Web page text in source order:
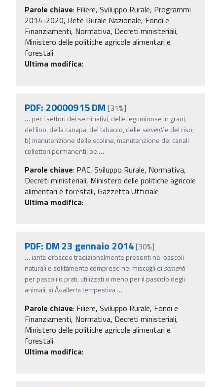
Parole chiave: Filiere, Sviluppo Rurale, Programmi
2014-2020, Rete Rurale Nazionale, Fondi e
Finanziamenti, Normativa, Decreti ministeriali,
Ministero delle politiche agricole alimentari e
forestali
Ultima modifica:
PDF: 20000915 DM [31%]
… per i settori dei seminativi, delle leguminose in grani,
del lino, della canapa, del tabacco, delle sementie del riso;
b) manutenzione delle scoline, manutenzione dei canali
collettori permanenti, pe …
Parole chiave: PAC, Sviluppo Rurale, Normativa,
Decreti ministeriali, Ministero delle politiche agricole
alimentari e forestali, Gazzetta Ufficiale
Ultima modifica:
PDF: DM 23 gennaio 2014[30%]
… iante erbacee tradizionalmente presenti nei pascoli
naturali o solitamente comprese nei miscugli di sementi
per pascoli o prati, utilizzati o meno per il pascolo degli
animali; x) Â«allerta tempestiva…
Parole chiave: Filiere, Sviluppo Rurale, Fondi e
Finanziamenti, Normativa, Decreti ministeriali,
Ministero delle politiche agricole alimentari e
forestali
Ultima modifica: